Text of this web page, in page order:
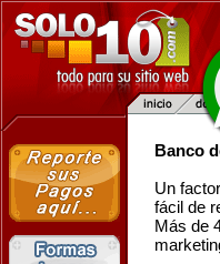
Banco
Un
fácil de
Más de